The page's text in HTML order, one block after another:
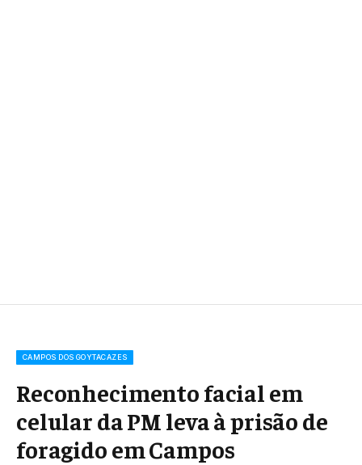
CAMPOS DOS GOYTACAZES
Reconhecimento facial em
celular da PM leva à prisão de
foragido em Campos